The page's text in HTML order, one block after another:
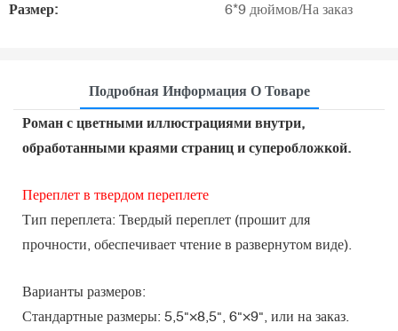
Размер: 6*9 дюймов/На заказ
Подробная Информация О Товаре
Роман с цветными иллюстрациями внутри,
обработанными краями страниц и суперобложкой.
Переплет в твердом переплете
Тип переплета: Твердый переплет (прошит для
прочности, обеспечивает чтение в развернутом виде).
Варианты размеров:
Стандартные размеры: 5,5"×8,5", 6"×9", или на заказ.